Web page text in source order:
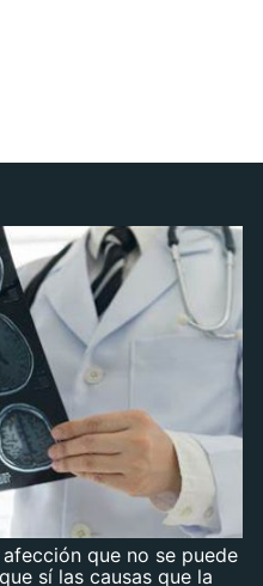
que no se puede
sí las causas que la